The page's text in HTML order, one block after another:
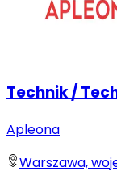
Technik /
Apleona
Warszawa,